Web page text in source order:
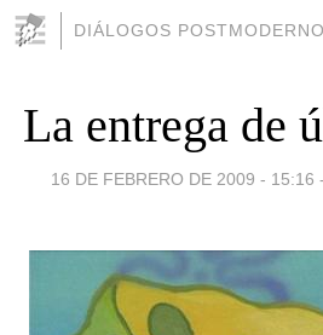
DIÁLOGOS
La entrega de
16 DE FEBRERO DE 2009 - 15:16 -